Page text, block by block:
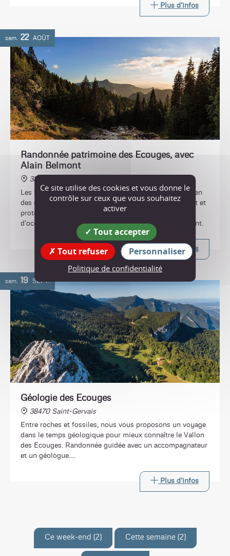
Plus d'infos
sam. 22 AOÛT
Randonnée patrimoine des Ecouges, avec
Alain Belmont
38470 Saint-Gervais
Les Ecouges sont un territoire singulier, inspirant à bien
des égards. Refuge de biodiversité, écrin naturel secret et
protégé, ils portent aussi les traces de 10000 ans
d'occupation humaine. Venez découvrir ce site fascinant.
Plus d'infos
sam. 19 SEPT.
Géologie des Ecouges
38470 Saint-Gervais
Entre roches et fossiles, nous vous proposons un voyage
dans le temps géologique pour mieux connaître le Vallon
des Ecouges. Randonnée guidée avec un accompagnateur
et un géologue.
Plus d'infos
Ce week-end (2) Cette semaine (2)
Ce site utilise des cookies et vous donne le
contrôle sur ceux que vous souhaitez
activer
Tout accepter
Tout refuser
Personnaliser
Politique de confidentialité